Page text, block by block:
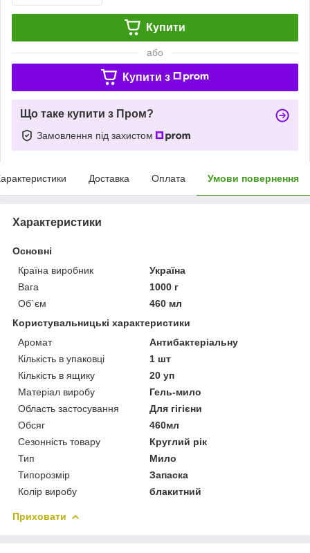
Купити
або
Купити з
Що таке купити з Пром?
Замовлення під захистом
Доставка Оплата Умови повернення
Характеристики
Основні
Країна виробник
Україна
Вага
1000 г
Об`єм
460 мл
Користувальницькі характеристики
Аромат
Антибактеріальну
Кількість в упаковці
1 шт
Кількість в ящику
20 уп
Матеріал виробу
Гель-мило
Область застосування
Для гігієни
Обсяг
460мл
Сезонність товару
Круглий рік
Тип
Мило
Типорозмір
Запаска
Колір виробу
блакитний
Приховати